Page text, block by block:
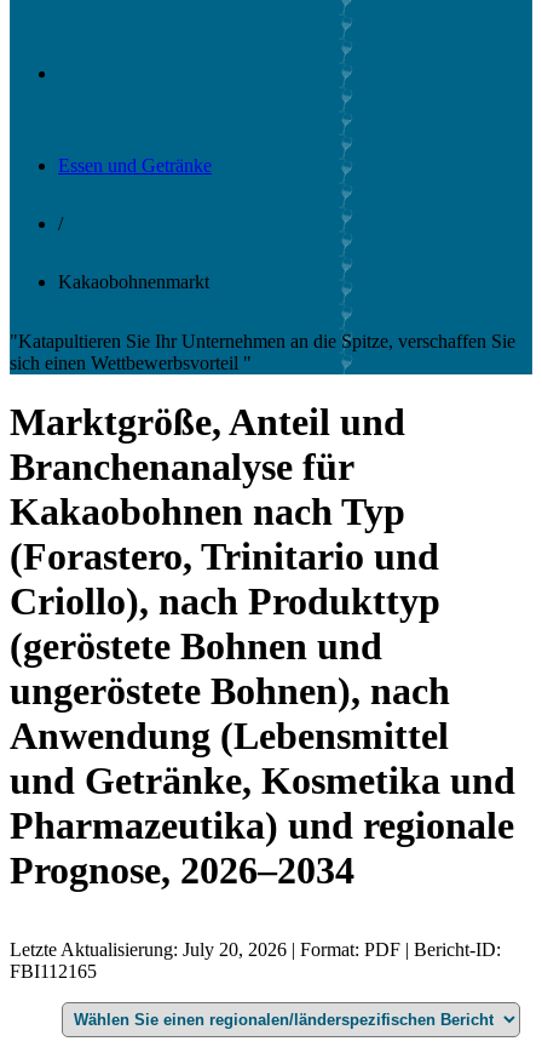
Essen und Getränke
/
Kakaobohnenmarkt
"Katapultieren Sie Ihr Unternehmen an die Spitze, verschaffen Sie
sich einen Wettbewerbsvorteil "
Marktgröße, Anteil und
Branchenanalyse für
Kakaobohnen nach Typ
(Forastero, Trinitario und
Criollo), nach Produkttyp
(geröstete Bohnen und
ungeröstete Bohnen), nach
Anwendung (Lebensmittel
und Getränke, Kosmetika und
Pharmazeutika) und regionale
Prognose, 2026–2034
Letzte Aktualisierung: July 20, 2026 | Format: PDF | Bericht-ID:
FBI112165